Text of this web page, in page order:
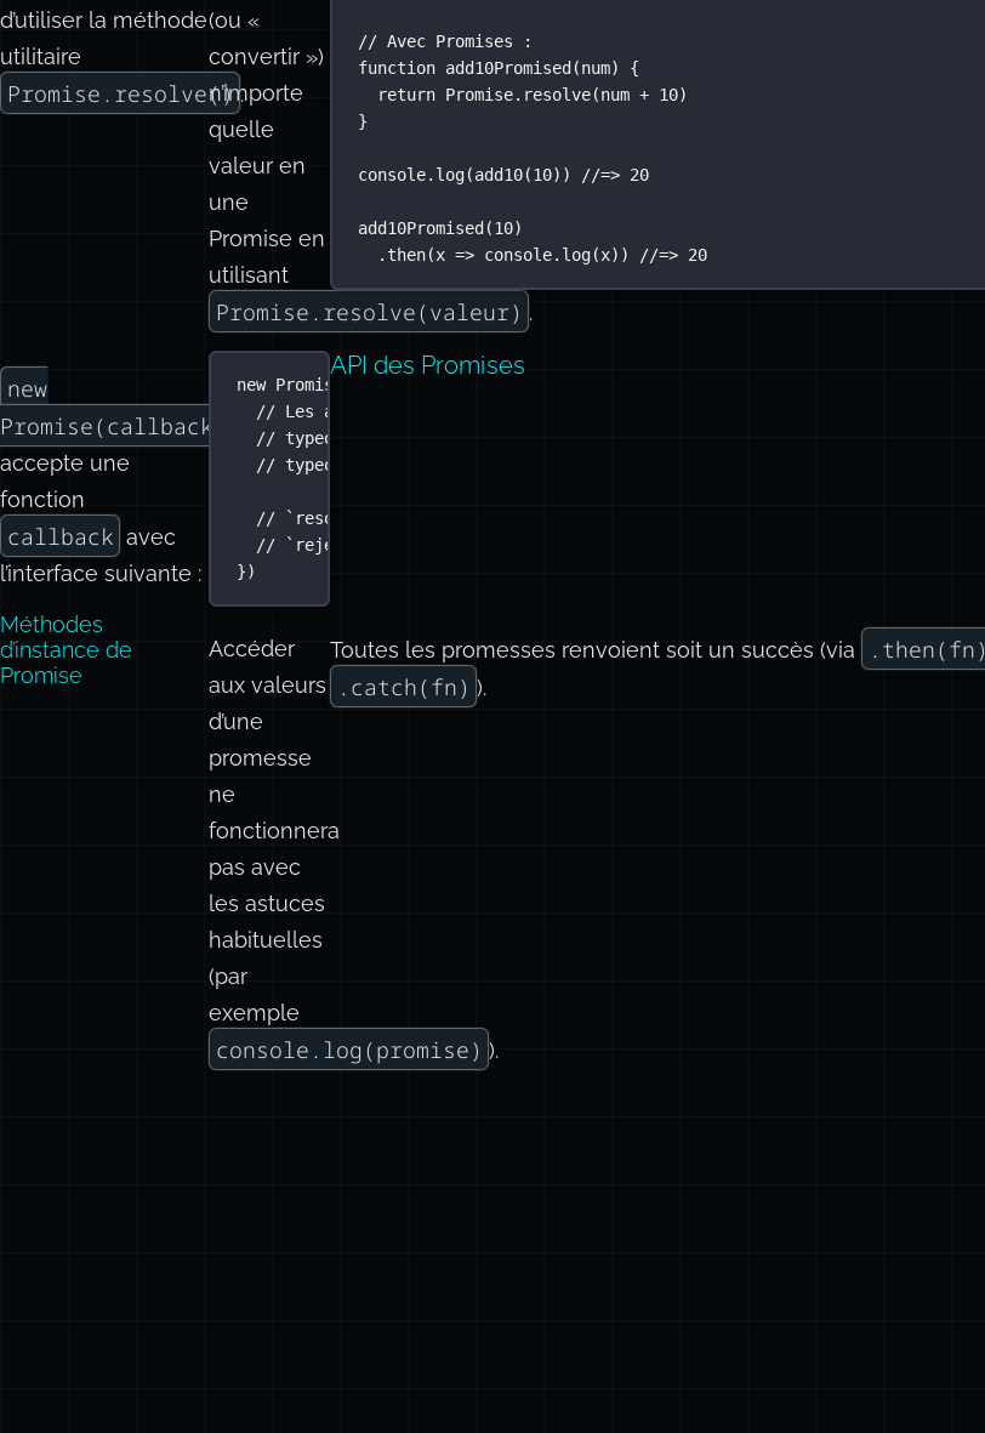
d’utiliser la méthode
utilitaire
Promise.resolve() .
(ou «
convertir »)
n’importe
quelle
valeur en
une
Promise en
utilisant
Promise.resolve(valeur) .
// Avec Promises :
function add10Promised (num) {
return Promise. resolve(num + 10)
}
console. log(add10(10)) //=> 20
add10Promised (10)
. then(x => console. log(x)) //=> 20
new
Promise(callback)
accepte une
fonction
callback avec
l’interface suivante :
new Promise
// Les arguments `resolve` et `reject` sont tous deux des fonctions.
// typeof resolve === 'function'
// typeof reject === 'function'
// `resolve(result)` doit être exécuté lorsque la promesse est tenue
// `reject(Error)` doit être exécuté si la promesse est rejetée
})
API des Promises
Méthodes
d’instance de
Promise
Accéder
aux valeurs
d’une
promesse
ne
fonctionnera
pas avec
les astuces
habituelles
(par
exemple
console.log(promise) ).
Toutes les promesses renvoient soit un succès (via .then(fn)
.catch(fn) ).